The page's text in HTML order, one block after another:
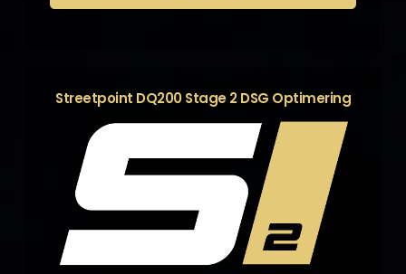
Streetpoint DQ200 Stage 2 DSG Optimering